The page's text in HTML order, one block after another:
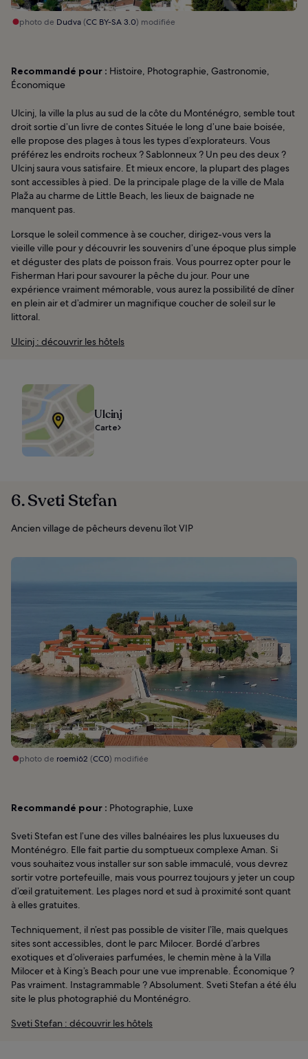
photo de Dudva(CC BY-SA 3.0) modifiée
Recommandé pour : Histoire, Photographie, Gastronomie,
Économique
Ulcinj, la ville la plus au sud de la côte du Monténégro, semble tout
droit sortie d’un livre de contes Située le long d’une baie boisée,
elle propose des plages à tous les types d’explorateurs. Vous
préférez les endroits rocheux ? Sablonneux ? Un peu des deux ?
Ulcinj saura vous satisfaire. Et mieux encore, la plupart des plages
sont accessibles à pied. De la principale plage de la ville de Mala
Plaža au charme de Little Beach, les lieux de baignade ne
manquent pas.
Lorsque le soleil commence à se coucher, dirigez-vous vers la
vieille ville pour y découvrir les souvenirs d’une époque plus simple
et déguster des plats de poisson frais. Vous pourrez opter pour le
Fisherman Hari pour savourer la pêche du jour. Pour une
expérience vraiment mémorable, vous aurez la possibilité de dîner
en plein air et d’admirer un magnifique coucher de soleil sur le
littoral.
Ulcinj : découvrir les hôtels
Ulcinj
Carte
6. Sveti Stefan
Ancien village de pêcheurs devenu îlot VIP
photo de roemi62 (CC0) modifiée
Recommandé pour : Photographie, Luxe
Sveti Stefan est l’une des villes balnéaires les plus luxueuses du
Monténégro. Elle fait partie du somptueux complexe Aman. Si
vous souhaitez vous installer sur son sable immaculé, vous devrez
sortir votre portefeuille, mais vous pourrez toujours y jeter un coup
d’œil gratuitement. Les plages nord et sud à proximité sont quant
à elles gratuites.
Techniquement, il n’est pas possible de visiter l’île, mais quelques
sites sont accessibles, dont le parc Milocer. Bordé d’arbres
exotiques et d’oliveraies parfumées, le chemin mène à la Villa
Milocer et à King’s Beach pour une vue imprenable. Économique ?
Pas vraiment. Instagrammable ? Absolument. Sveti Stefan a été élu
site le plus photographié du Monténégro.
Sveti Stefan : découvrir les hôtels